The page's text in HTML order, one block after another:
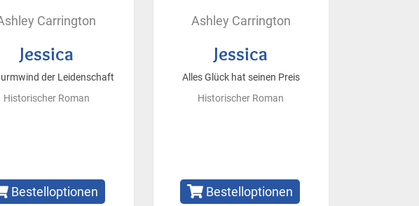
Carrington
Jessica
der Leidenschaft
Historischer Roman
Bestelloptionen
Ashley Carrington
Jessica
Alles Glück hat seinen Preis
Historischer Roman
Bestelloptionen